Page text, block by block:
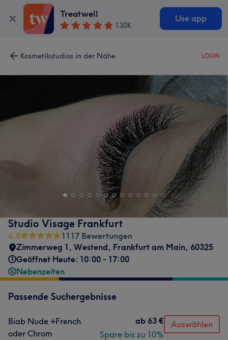
Treatwell
130K
Use app
Kosmetikstudios in der Nähe LOGIN
Studio Visage Frankfurt
4,8
1117 Bewertungen
Zimmerweg 1, Westend, Frankfurt am Main, 60325
Geöffnet Heute: 10:00 - 17:00
Nebenzeiten
Passende Suchergebnisse
Biab Nude +French
oder Chrom
ab 63 €
Spare bis zu 10%
Auswählen